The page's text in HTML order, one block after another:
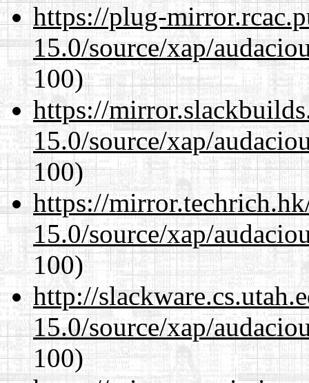
https://plug-
15.0/source/xap/
100)
https://
15.0/source/xap/
100)
https://
15.0/source/xap/
100)
http://
15.0/source/xap/
100)